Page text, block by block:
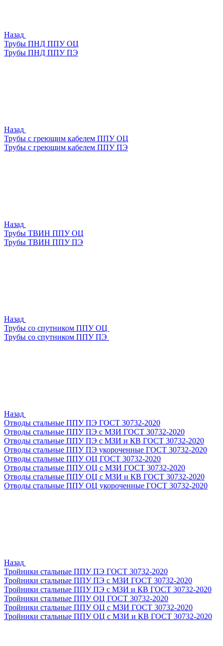
Назад
Трубы ПНД ППУ ОЦ
Трубы ПНД ППУ ПЭ
Назад
Трубы с греющим кабелем ППУ ОЦ
Трубы с греющим кабелем ППУ ПЭ
Назад
Трубы ТВИН ППУ ОЦ
Трубы ТВИН ППУ ПЭ
Назад
Трубы со спутником ППУ ОЦ
Трубы со спутником ППУ ПЭ
Назад
Отводы стальные ППУ ПЭ ГОСТ 30732-2020
Отводы стальные ППУ ПЭ с МЗИ ГОСТ 30732-2020
Отводы стальные ППУ ПЭ с МЗИ и КВ ГОСТ 30732-2020
Отводы стальные ППУ ПЭ укороченные ГОСТ 30732-2020
Отводы стальные ППУ ОЦ ГОСТ 30732-2020
Отводы стальные ППУ ОЦ с МЗИ ГОСТ 30732-2020
Отводы стальные ППУ ОЦ с МЗИ и КВ ГОСТ 30732-2020
Отводы стальные ППУ ОЦ укороченные ГОСТ 30732-2020
Назад
Тройники стальные ППУ ПЭ ГОСТ 30732-2020
Тройники стальные ППУ ПЭ с МЗИ ГОСТ 30732-2020
Тройники стальные ППУ ПЭ с МЗИ и КВ ГОСТ 30732-2020
Тройники стальные ППУ ОЦ ГОСТ 30732-2020
Тройники стальные ППУ ОЦ с МЗИ ГОСТ 30732-2020
Тройники стальные ППУ ОЦ с МЗИ и КВ ГОСТ 30732-2020